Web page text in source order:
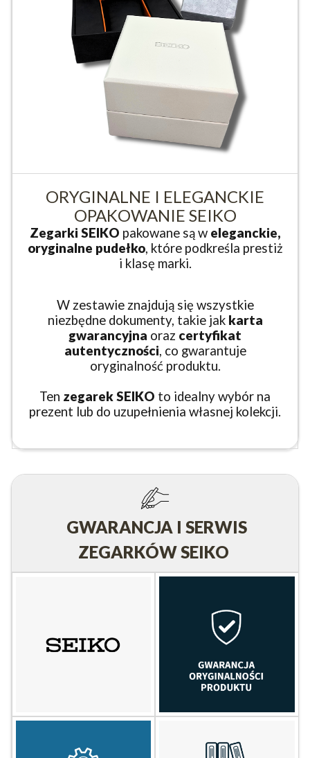
ORYGINALNE I ELEGANCKIE
OPAKOWANIE SEIKO
Zegarki SEIKO pakowane są w eleganckie,
oryginalne pudełko, które podkreśla prestiż
i klasę marki.
W zestawie znajdują się wszystkie
niezbędne dokumenty, takie jak karta
gwarancyjna oraz certyfikat
autentyczności, co gwarantuje
oryginalność produktu.
Ten zegarek SEIKO to idealny wybór na
prezent lub do uzupełnienia własnej kolekcji.
GWARANCJA I SERWIS
ZEGARKÓW SEIKO